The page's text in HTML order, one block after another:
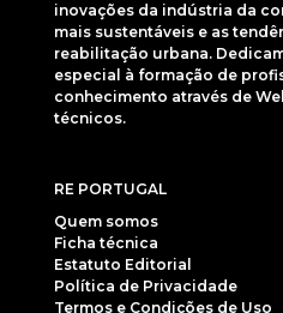
inovações da indústria da
mais sustentáveis e as
reabilitação urbana.
especial à formação de
conhecimento através de
técnicos.
RE PORTUGAL
Quem somos
Ficha técnica
Estatuto Editorial
Política de Privacidade
Termos e Condições de Uso